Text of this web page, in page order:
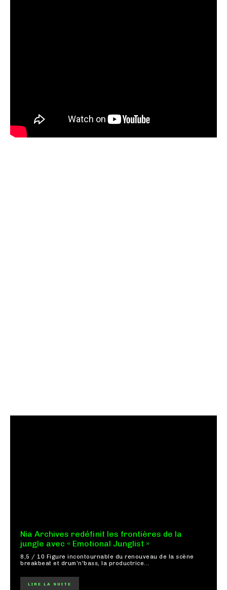
Nia Archives redéfinit les frontières de la
jungle avec « Emotional Junglist »
8,5 / 10 Figure incontournable du renouveau de la scène
breakbeat et drum'n'bass, la productrice...
LIRE LA SUITE